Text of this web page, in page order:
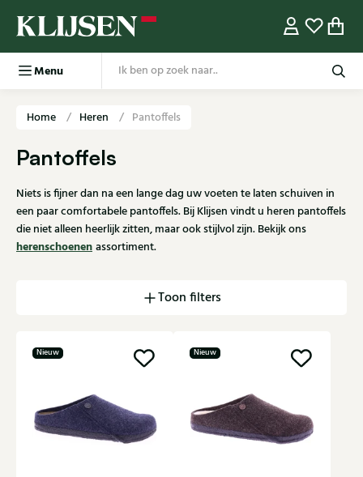
Menu
Home Heren Pantoffels
Pantoffels
Niets is fijner dan na een lange dag uw voeten te laten schuiven in
een paar comfortabele pantoffels. Bij Klijsen vindt u heren pantoffels
die niet alleen heerlijk zitten, maar ook stijlvol zijn. Bekijk ons
herenschoenen assortiment.
Toon filters
Nieuw Nieuw